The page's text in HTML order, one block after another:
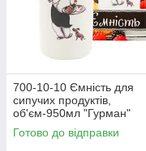
700-10-10 Ємність для
сипучих продуктів,
об'єм-950мл "Гурман"
Готово до відправки